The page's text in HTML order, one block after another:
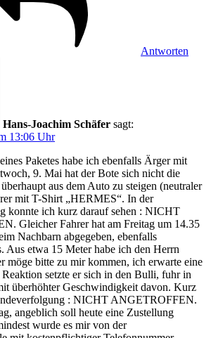
Antworten
Hans-Joachim Schäfer sagt:
13:06 Uhr
Paketes habe ich ebenfalls Ärger mit
9. Mai hat der Bote sich nicht die
aus dem Auto zu steigen (neutraler
mit T-Shirt „HERMES“. In der
konnte ich kurz darauf sehen : NICHT
Gleicher Fahrer hat am Freitag um 14.35
Nachbarn abgegeben, ebenfalls
Aus etwa 15 Meter habe ich den Herrn
möge bitte zu mir kommen, ich erwarte eine
Reaktion setzte er sich in den Bulli, fuhr in
überhöhter Geschwindigkeit davon. Kurz
: NICHT ANGETROFFEN.
angeblich soll heute eine Zustellung
wurde es mir von der